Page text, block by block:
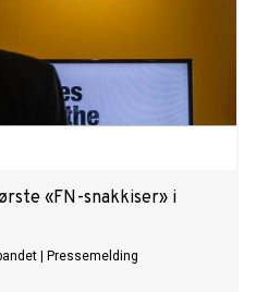
«FN-snakkiser» i
Pressemelding